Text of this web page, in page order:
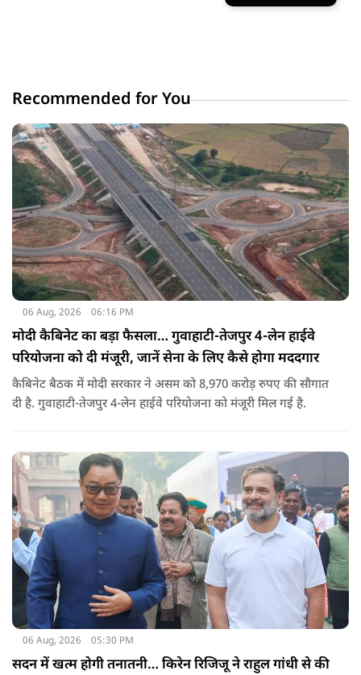
Recommended for You
06 Aug, 2026 06:16 PM
मोदी कैबिनेट का बड़ा फैसला… गुवाहाटी-तेजपुर 4-लेन हाईवे
परियोजना को दी मंजूरी, जानें सेना के लिए कैसे होगा मददगार
कैबिनेट बैठक में मोदी सरकार ने असम को 8,970 करोड़ रुपए की सौगात
दी है. गुवाहाटी-तेजपुर 4-लेन हाईवे परियोजना को मंजूरी मिल गई है.
06 Aug, 2026 05:30 PM
सदन में खत्म होगी तनातनी… किरेन रिजिजू ने राहुल गांधी से की